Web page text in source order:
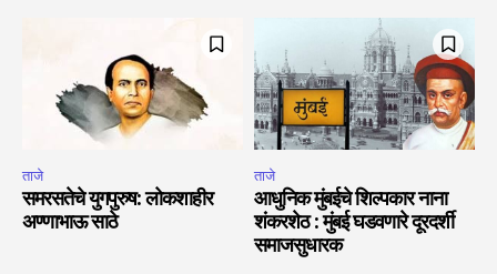
ताजे
समरसतेचे युगपुरुष: लोकशाहीर
अण्णाभाऊ साठे
ताजे
आधुनिक मुंबईचे शिल्पकार नाना
शंकरशेठ : मुंबई घडवणारे दूरदर्शी
समाजसुधारक